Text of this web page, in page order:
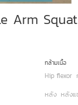
Arm
กล้ามเนื้อ
Hip flexor
หลัง หลังแ